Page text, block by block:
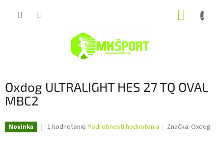
Oxdog ULTRALIGHT HES 27 TQ OVAL
MBC2
Novinka
Priemerné
1 hodnotenie Podrobnosti hodnotenia Značka: Oxdog